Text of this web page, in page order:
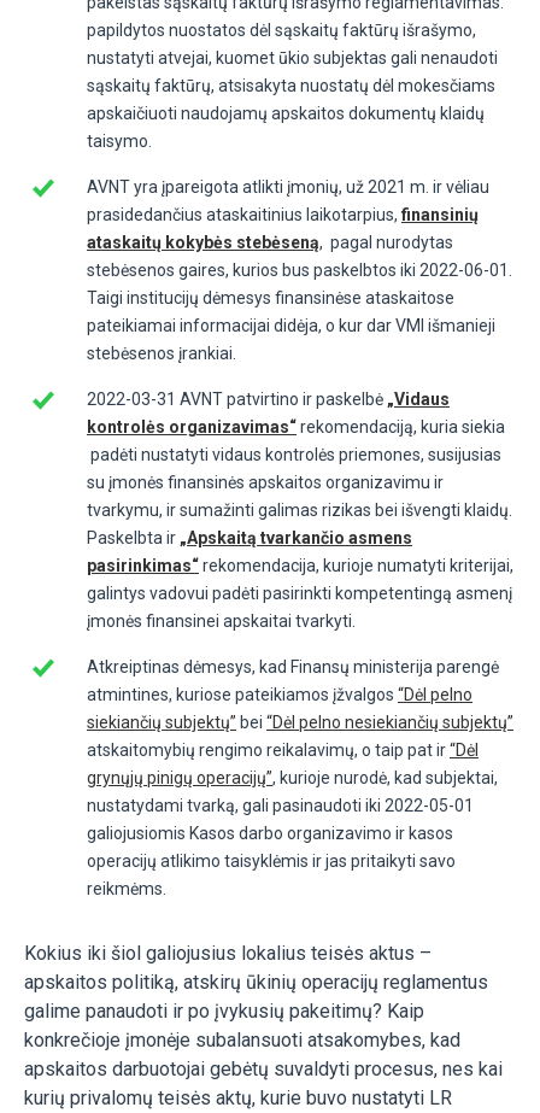
papildytos nuostatos dėl sąskaitų faktūrų išrašymo,
nustatyti atvejai, kuomet ūkio subjektas gali nenaudoti
sąskaitų faktūrų, atsisakyta nuostatų dėl mokesčiams
apskaičiuoti naudojamų apskaitos dokumentų klaidų
taisymo.
AVNT yra įpareigota atlikti įmonių, už 2021 m. ir vėliau
prasidedančius ataskaitinius laikotarpius, finansinių
ataskaitų kokybės stebėseną, pagal nurodytas
stebėsenos gaires, kurios bus paskelbtos iki 2022-06-01.
Taigi institucijų dėmesys finansinėse ataskaitose
pateikiamai informacijai didėja, o kur dar VMI išmanieji
stebėsenos įrankiai.
2022-03-31 AVNT patvirtino ir paskelbė „Vidaus
kontrolės organizavimas“rekomendaciją, kuria siekia
padėti nustatyti vidaus kontrolės priemones, susijusias
su įmonės finansinės apskaitos organizavimu ir
tvarkymu, ir sumažinti galimas rizikas bei išvengti klaidų.
Paskelbta ir „Apskaitą tvarkančio asmens
pasirinkimas“rekomendacija, kurioje numatyti kriterijai,
galintys vadovui padėti pasirinkti kompetentingą asmenį
įmonės finansinei apskaitai tvarkyti.
Atkreiptinas dėmesys, kad Finansų ministerija parengė
atmintines, kuriose pateikiamos įžvalgos “Dėl pelno
siekiančių subjektų” bei “Dėl pelno nesiekiančių subjektų”
atskaitomybių rengimo reikalavimų, o taip pat ir“Dėl
grynųjų pinigų operacijų”, kurioje nurodė, kad subjektai,
nustatydami tvarką, gali pasinaudoti iki 2022-05-01
galiojusiomis Kasos darbo organizavimo ir kasos
operacijų atlikimo taisyklėmis ir jas pritaikyti savo
reikmėms.
Kokius iki šiol galiojusius lokalius teisės aktus –
apskaitos politiką, atskirų ūkinių operacijų reglamentus
galime panaudoti ir po įvykusių pakeitimų? Kaip
konkrečioje įmonėje subalansuoti atsakomybes, kad
apskaitos darbuotojai gebėtų suvaldyti procesus, nes kai
kurių privalomų teisės aktų, kurie buvo nustatyti LR